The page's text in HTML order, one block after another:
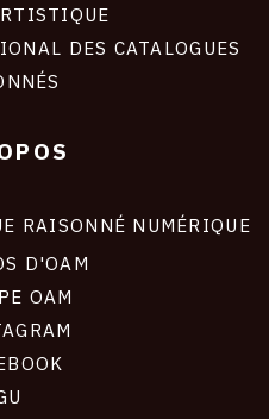
DES CATALOGUES
RAISONNÉ NUMÉRIQUE
D'OAM
OAM